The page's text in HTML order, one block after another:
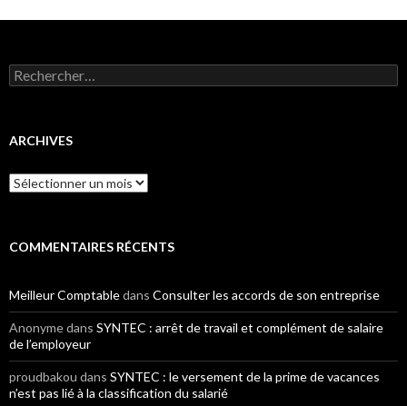
Rechercher :
ARCHIVES
Archives
COMMENTAIRES RÉCENTS
Meilleur Comptabledans Consulter les accords de son entreprise
Anonymedans SYNTEC : arrêt de travail et complément de salaire
de l’employeur
proudbakou dans SYNTEC : le versement de la prime de vacances
n’est pas lié à la classification du salarié